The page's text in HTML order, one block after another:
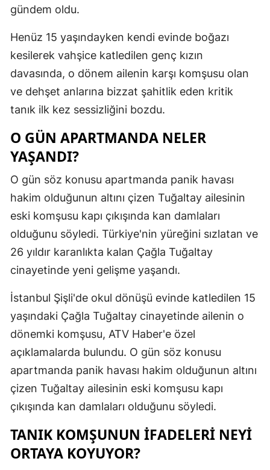
Eskişehir
Gaziantep
Giresun
Isparta
İstanbul
Kars
Kastamonu
Kırklareli
Kırşehir
Konya
gündem oldu.
Henüz 15 yaşındayken kendi evinde boğazı
kesilerek vahşice katledilen genç kızın
davasında, o dönem ailenin karşı komşusu olan
ve dehşet anlarına bizzat şahitlik eden kritik
tanık ilk kez sessizliğini bozdu.
O GÜN APARTMANDA NELER
YAŞANDI?
O gün söz konusu apartmanda panik havası
hakim olduğunun altını çizen Tuğaltay ailesinin
eski komşusu kapı çıkışında kan damlaları
olduğunu söyledi. Türkiye'nin yüreğini sızlatan ve
26 yıldır karanlıkta kalan Çağla Tuğaltay
cinayetinde yeni gelişme yaşandı.
İstanbul Şişli'de okul dönüşü evinde katledilen 15
yaşındaki Çağla Tuğaltay cinayetinde ailenin o
dönemki komşusu, ATV Haber'e özel
açıklamalarda bulundu. O gün söz konusu
apartmanda panik havası hakim olduğunun altını
çizen Tuğaltay ailesinin eski komşusu kapı
çıkışında kan damlaları olduğunu söyledi.
TANIK KOMŞUNUN IFADELERI NEYI
ORTAYA KOYUYOR?